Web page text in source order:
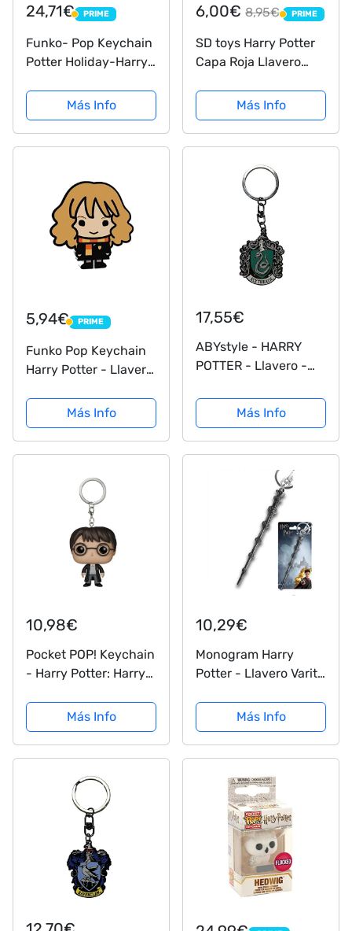
24,71€ PRIME
PRIME
Funko- Pop Keychain
Potter Holiday-Harry
Coleccionable,
Multicolor (51204)
Más Info
6,00€ 8,95€ PRIME
PRIME
SD toys Harry Potter
Capa Roja Llavero
pequeño
(SDTWRN21788)
Más Info
5,94€ PRIME
PRIME
Funko Pop Keychain
Harry Potter - Llavero
Más Info
17,55€
ABYstyle - HARRY
POTTER - Llavero -
Más Info
10,98€
Pocket POP! Keychain
- Harry Potter: Harry
Más Info
10,29€
Monogram Harry
Potter - Llavero Varita
Más Info